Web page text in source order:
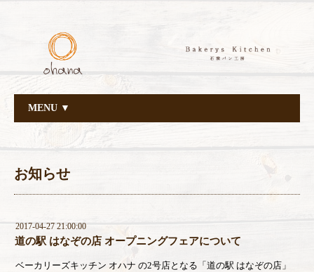
MENU ▼
お知らせ
2017-04-27 21:00:00
道の駅 はなぞの店 オープニングフェアについて
ベーカリーズキッチン オハナ の2号店となる「道の駅 はなぞの店」